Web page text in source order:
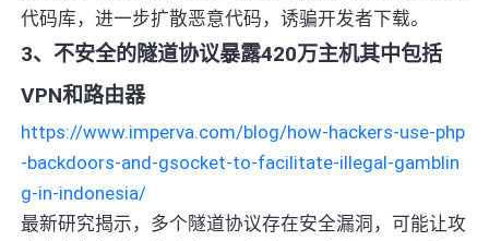
代码库，进一步扩散恶意代码，诱骗开发者下载。
3、不安全的隧道协议暴露420万主机其中包括
VPN和路由器
https://www.imperva.com/blog/how-hackers-use-php
-backdoors-and-gsocket-to-facilitate-illegal-gamblin
g-in-indonesia/
最新研究揭示，多个隧道协议存在安全漏洞，可能让攻